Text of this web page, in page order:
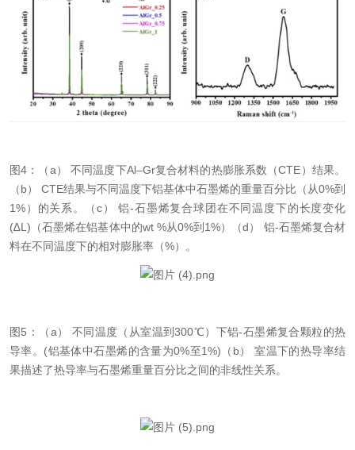
图4：（a） 不同温度下Al–Gr复合材料的热膨胀系数（CTE）结果。
（b） CTE结果与不同温度下铝基体中石墨烯的重量百分比（从0%到
1%） 的关系。（c）铝-石墨烯复合球团在不同温度下的长度变化
(∆L) （石墨烯在铝基体中的wt %从0%到1%） （d） 铝-石墨烯复合材
料在不同温度下的相对膨胀率（%）。
图5：（a） 不同温度（从室温到300℃）下铝-石墨烯复合颗粒的热
导率。 (铝基体中石墨烯的含量为0%至1%) （ b） 室温下的热导率结
果描述了热导率与石墨烯重量百分比之间的非线性关系。